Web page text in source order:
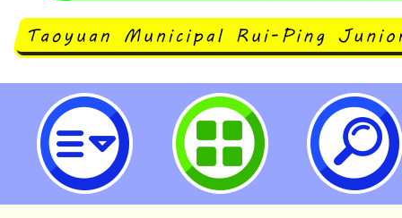
有關行政院人事行政總處（以下簡
送修正之「行政院與所屬中央及地
公務員服勤實施辦法Q&A（112年
桃園市立瑞坪國民中學